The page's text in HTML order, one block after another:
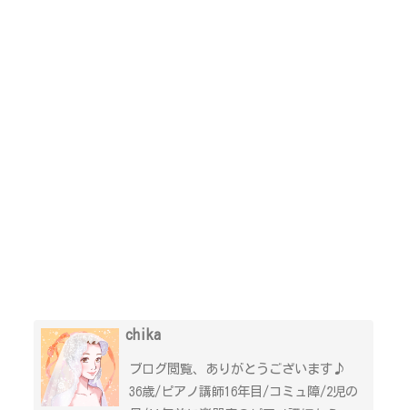
chika
ブログ閲覧、ありがとうございます♪
36歳/ピアノ講師16年目/コミュ障/2児の